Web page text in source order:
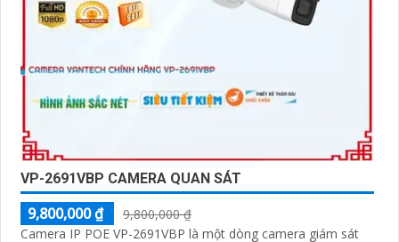
VP-2691VBP CAMERA QUAN SÁT
9,800,000 ₫
9,800,000 ₫
Camera IP POE VP-2691VBP là một dòng camera giám sát